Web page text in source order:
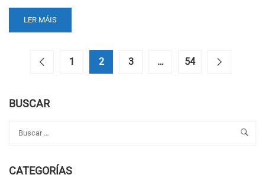
READ
MORE
IEM:
A
MAL
LER MÁIS
1 2 3 … 54
BUSCAR
CATEGORÍAS